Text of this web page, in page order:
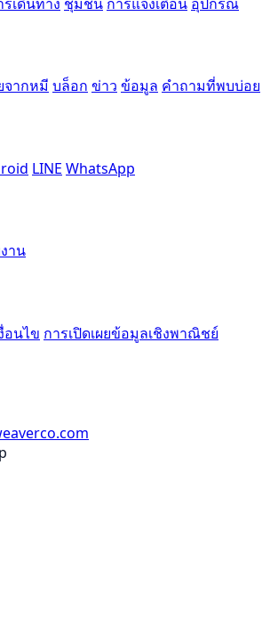
ากหมี บล็อก ข่าว ข้อมูล คำถามที่พบบ่อย
LINE WhatsApp
าน
อนไข การเปิดเผยข้อมูลเชิงพาณิชย์